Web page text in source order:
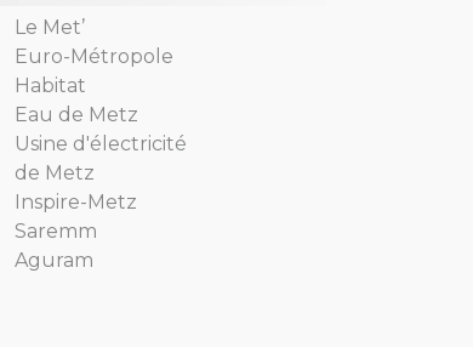
Le Met’
Euro-Métropole
Habitat
Eau de Metz
Usine d'électricité
de Metz
Inspire-Metz
Saremm
Aguram